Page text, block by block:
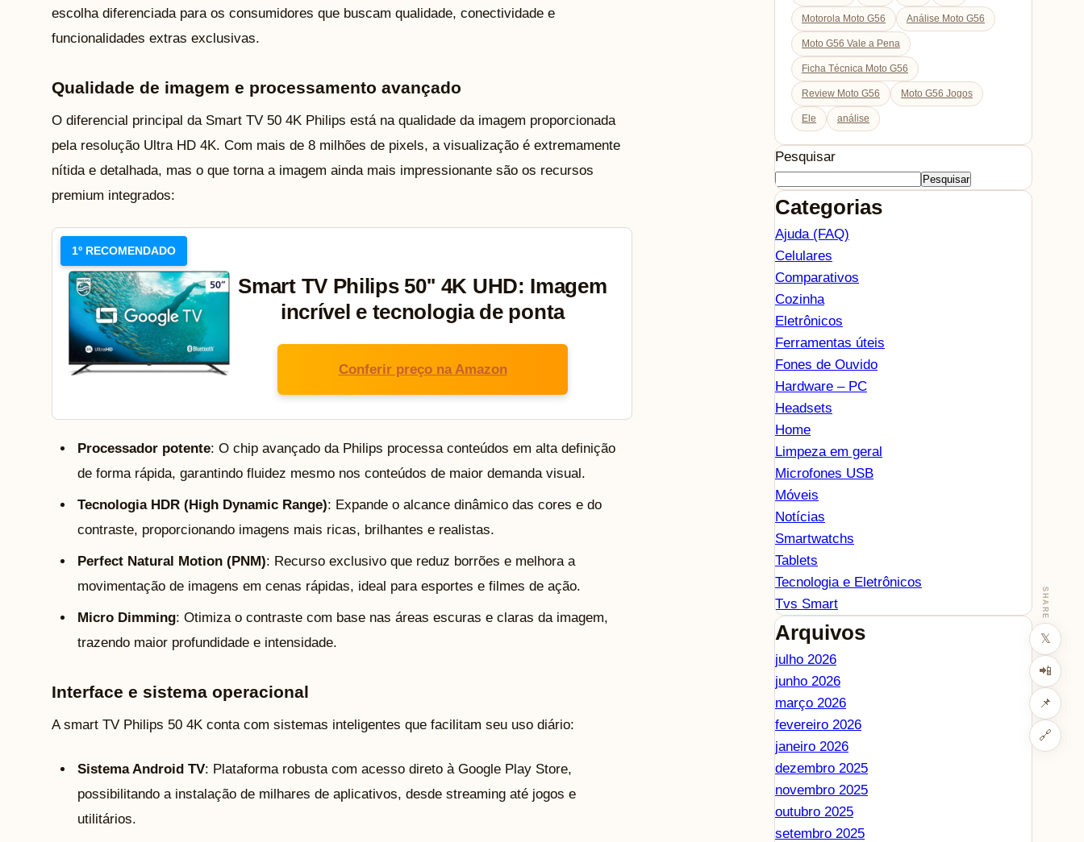
SHARE
𝕏
📲
📌
🔗
escolha diferenciada para os consumidores que buscam qualidade, conectividade e
funcionalidades extras exclusivas.
Qualidade de imagem e processamento avançado
O diferencial principal da Smart TV 50 4K Philips está na qualidade da imagem proporcionada
pela resolução Ultra HD 4K. Com mais de 8 milhões de pixels, a visualização é extremamente
nítida e detalhada, mas o que torna a imagem ainda mais impressionante são os recursos
premium integrados:
1º RECOMENDADO
Smart TV Philips 50'' 4K UHD: Imagem
incrível e tecnologia de ponta
Conferir preço na Amazon
Processador potente: O chip avançado da Philips processa conteúdos em alta definição
de forma rápida, garantindo fluidez mesmo nos conteúdos de maior demanda visual.
Tecnologia HDR (High Dynamic Range): Expande o alcance dinâmico das cores e do
contraste, proporcionando imagens mais ricas, brilhantes e realistas.
Perfect Natural Motion (PNM): Recurso exclusivo que reduz borrões e melhora a
movimentação de imagens em cenas rápidas, ideal para esportes e filmes de ação.
Micro Dimming: Otimiza o contraste com base nas áreas escuras e claras da imagem,
trazendo maior profundidade e intensidade.
Interface e sistema operacional
A smart TV Philips 50 4K conta com sistemas inteligentes que facilitam seu uso diário:
Sistema Android TV: Plataforma robusta com acesso direto à Google Play Store,
possibilitando a instalação de milhares de aplicativos, desde streaming até jogos e
utilitários.
Motorola Moto G56 Análise Moto G56
Moto G56 Vale a Pena
Ficha Técnica Moto G56
Review Moto G56 Moto G56 Jogos
Ele análise
Pesquisar
Pesquisar
Categorias
Ajuda (FAQ)
Celulares
Comparativos
Cozinha
Eletrônicos
Ferramentas úteis
Fones de Ouvido
Hardware – PC
Headsets
Home
Limpeza em geral
Microfones USB
Móveis
Notícias
Smartwatchs
Tablets
Tecnologia e Eletrônicos
Tvs Smart
Arquivos
julho 2026
junho 2026
março 2026
fevereiro 2026
janeiro 2026
dezembro 2025
novembro 2025
outubro 2025
setembro 2025